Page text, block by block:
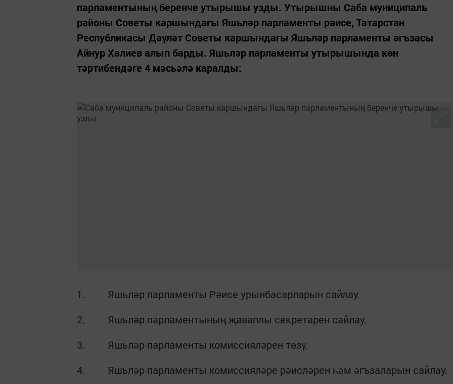
парламентының беренче утырышы узды. Утырышны Саба муниципаль
районы Советы каршындагы Яшьләр парламенты рәисе, Татарстан
Республикасы Дәүләт Советы каршындагы Яшьләр парламенты әгъзасы
Айнур Халиев алып барды. Яшьләр парламенты утырышында көн
тәртибендәге 4 мәсьәлә каралды:
1. Яшьләр парламенты Рәисе урынбасарларын сайлау.
2. Яшьләр парламентының җаваплы секретарен сайлау.
3. Яшьләр парламенты комиссияләрен төзү.
4. Яшьләр парламенты комиссияләре рәисләрен һәм әгъзаларын сайлау.